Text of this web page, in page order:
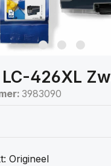
426XL
3983090
Origineel